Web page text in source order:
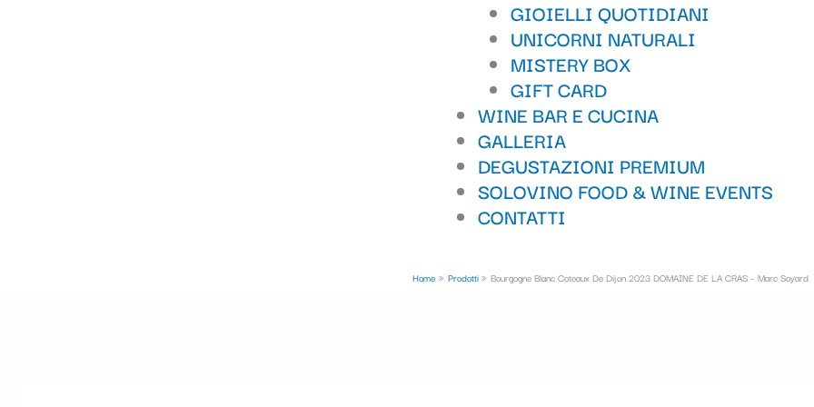
GIOIELLI QUOTIDIANI
UNICORNI NATURALI
MISTERY BOX
GIFT CARD
WINE BAR E CUCINA
GALLERIA
DEGUSTAZIONI PREMIUM
SOLOVINO FOOD & WINE EVENTS
CONTATTI
Home Prodotti Bourgogne Blanc Coteaux De Dijon 2023 DOMAINE DE LA CRAS – Marc Soyard